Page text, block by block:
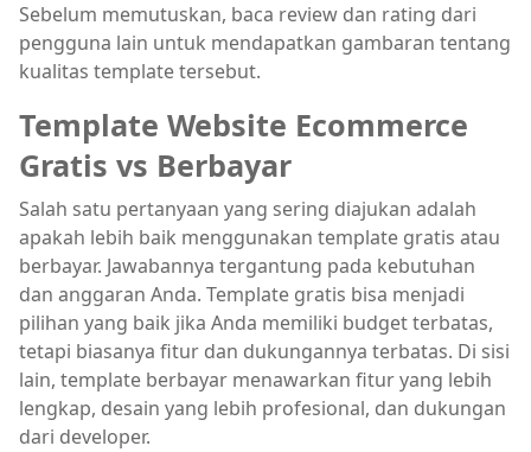
Sebelum memutuskan, baca review dan rating dari
pengguna lain untuk mendapatkan gambaran tentang
kualitas template tersebut.
Template Website Ecommerce
Gratis vs Berbayar
Salah satu pertanyaan yang sering diajukan adalah
apakah lebih baik menggunakan template gratis atau
berbayar. Jawabannya tergantung pada kebutuhan
dan anggaran Anda. Template gratis bisa menjadi
pilihan yang baik jika Anda memiliki budget terbatas,
tetapi biasanya fitur dan dukungannya terbatas. Di sisi
lain, template berbayar menawarkan fitur yang lebih
lengkap, desain yang lebih profesional, dan dukungan
dari developer.